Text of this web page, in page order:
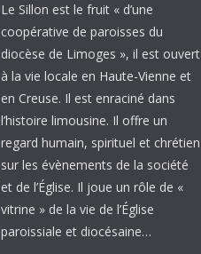
Le Sillon est le fruit « d’une
coopérative de paroisses du
diocèse de Limoges », il est ouvert
à la vie locale en Haute-Vienne et
en Creuse. Il est enraciné dans
l’histoire limousine. Il offre un
regard humain, spirituel et chrétien
sur les évènements de la société
et de l’Église. Il joue un rôle de «
vitrine » de la vie de l’Église
paroissiale et diocésaine…